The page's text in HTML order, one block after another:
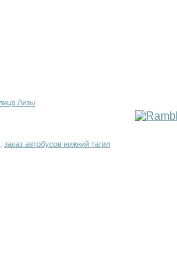
Лизы
заказ автобусов нижний тагил